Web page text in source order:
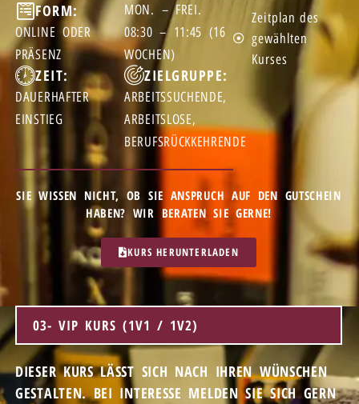
FORM:
ONLINE ODER
PRÄSENZ
ZEIT:
DAUERHAFTER
EINSTIEG
MON. – FREI.
08:30 – 11:45 (16
WOCHEN)
ZIELGRUPPE:
ARBEITSSUCHENDE,
ARBEITSLOSE,
BERUFSRÜCKKEHRENDE
Zeitplan des
gewählten
Kurses
SIE WISSEN NICHT, OB SIE ANSPRUCH AUF DEN GUTSCHEIN
HABEN? WIR BERATEN SIE GERNE!
KURS HERUNTERLADEN
03- VIP KURS (1V1 / 1V2)
DIESER KURS LÄSST SICH NACH IHREN WÜNSCHEN
GESTALTEN. BEI INTERESSE MELDEN SIE SICH GERN